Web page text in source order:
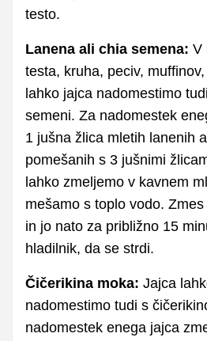
testo.
Lanena ali chia semena: V
testa, kruha, peciv,
lahko jajca nadomestimo
semeni. Za nadomestek
1 jušna žlica mletih lanenih
pomešanih s 3 jušnimi
lahko zmeljemo v kavnem
mešamo s toplo vodo.
in jo nato za približno 15
hladilnik, da se strdi.
Čičerikina moka: Jajca
nadomestimo tudi s
nadomestek enega jajca